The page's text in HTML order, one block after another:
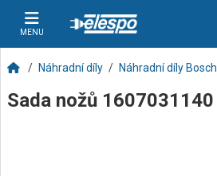
MENU
Náhradní díly Náhradní díly Bosch
Sada nožů 1607031140